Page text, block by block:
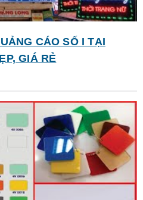
CÁO SỐ I TẠI
GIÁ RẺ